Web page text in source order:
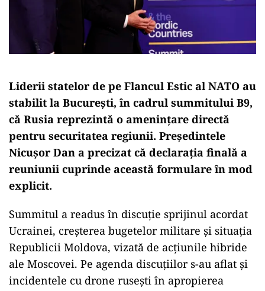
Liderii statelor de pe Flancul Estic al NATO au
stabilit la București, în cadrul summitului B9,
că Rusia reprezintă o amenințare directă
pentru securitatea regiunii. Președintele
Nicușor Dan a precizat că declarația finală a
reuniunii cuprinde această formulare în mod
explicit.
Summitul a readus în discuție sprijinul acordat
Ucrainei, creșterea bugetelor militare și situația
Republicii Moldova, vizată de acțiunile hibride
ale Moscovei. Pe agenda discuțiilor s-au aflat și
incidentele cu drone rusești în apropierea